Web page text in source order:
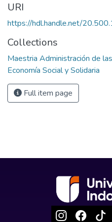
URI
https://hdl.handle.net/
Collections
Maestria Administración de
Economía Social y Solidaria
Full item page